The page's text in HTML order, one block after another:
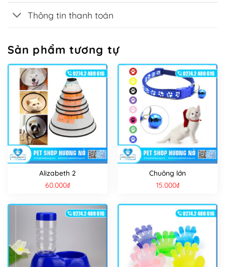
Thông tin thanh toán
Sản phẩm tương tự
Alizabeth 2
60.000₫
Chuông lớn
15.000₫